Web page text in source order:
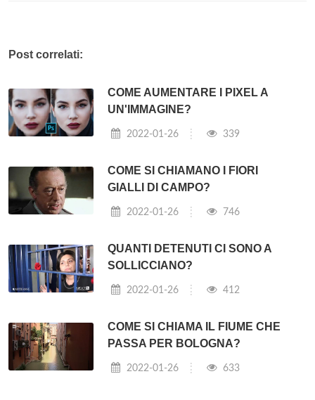
Post correlati:
COME AUMENTARE I PIXEL A
UN'IMMAGINE?
2022-01-26 339
COME SI CHIAMANO I FIORI
GIALLI DI CAMPO?
2022-01-26 746
QUANTI DETENUTI CI SONO A
SOLLICCIANO?
2022-01-26 412
COME SI CHIAMA IL FIUME CHE
PASSA PER BOLOGNA?
2022-01-26 633